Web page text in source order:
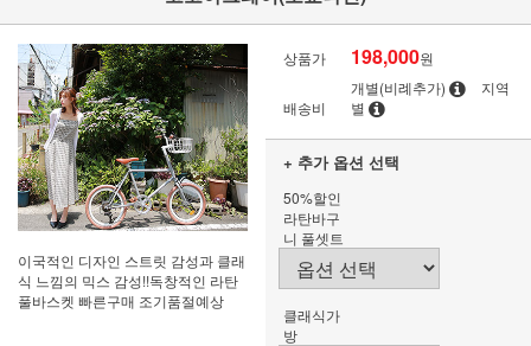
이국적인 디자인 스트릿 감성과 클래
식 느낌의 믹스 감성!!독창적인 라탄
풀바스켓 빠른구매 조기품절예상
상품가 198,000원
배송비
개별(비례추가)
지역
별
+ 추가 옵션 선택
50%할인
라탄바구
니 풀셋트
클래식가
방